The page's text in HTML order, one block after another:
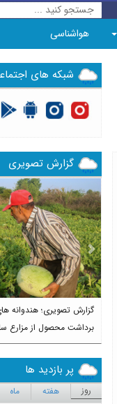
هواشناسی
شبکه های
گزارش تصویری
گزارش تصویری؛ هندوانه
برداشت محصول از مزارع
Next
پر بازدید ها
روز هفته ماه